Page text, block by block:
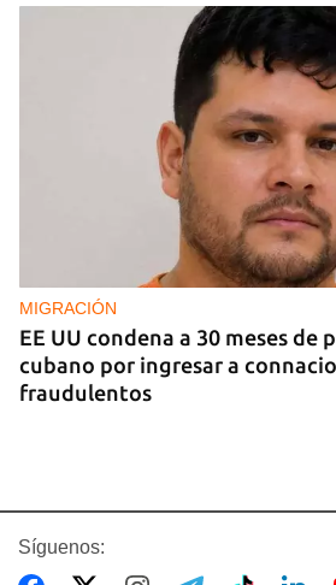
MIGRACIÓN
EE UU condena a 30 meses de
cubano por ingresar a
fraudulentos
Síguenos: